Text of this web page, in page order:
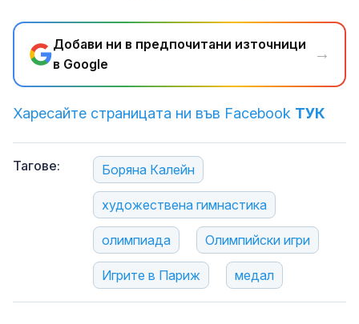
Добави ни в предпочитани източници
в Google
→
Харесайте страницата ни във Facebook ТУК
Тагове: Боряна Калейн
художествена гимнастика
олимпиада Олимпийски игри
Игрите в Париж медал